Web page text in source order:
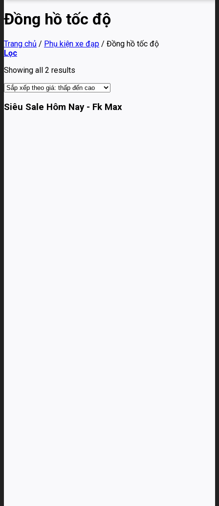
Đồng hồ tốc độ
Trang chủ / Phụ kiện xe đạp / Đồng hồ tốc độ
Lọc
Showing all 2 results
Siêu Sale Hôm Nay - Fk Max